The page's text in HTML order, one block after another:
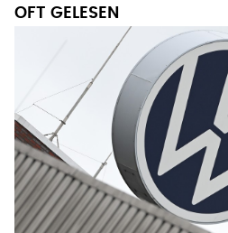
OFT GELESEN